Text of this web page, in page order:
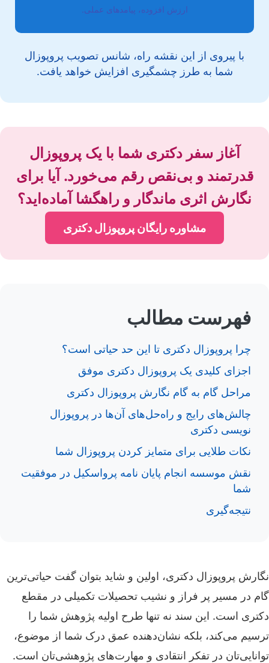
ارزش افزوده، پیامدهای عملی.
با پیروی از این نقشه راه، شانس تصویب پروپوزال
شما به طرز چشمگیری افزایش خواهد یافت.
آغاز سفر دکتری شما با یک پروپوزال
قدرتمند و بی‌نقص رقم می‌خورد. آیا برای
نگارش اثری ماندگار و راهگشا آماده‌اید؟
مشاوره رایگان پروپوزال دکتری
فهرست مطالب
چرا پروپوزال دکتری تا این حد حیاتی است؟
اجزای کلیدی یک پروپوزال دکتری موفق
مراحل گام به گام نگارش پروپوزال دکتری
چالش‌های رایج و راه‌حل‌های آن‌ها در پروپوزال
نویسی دکتری
نکات طلایی برای متمایز کردن پروپوزال شما
نقش موسسه انجام پایان نامه پرواسکیل در موفقیت
شما
نتیجه‌گیری
نگارش پروپوزال دکتری، اولین و شاید بتوان گفت حیاتی‌ترین
گام در مسیر پر فراز و نشیب تحصیلات تکمیلی در مقطع
دکتری است. این سند نه تنها طرح اولیه پژوهش شما را
ترسیم می‌کند، بلکه نشان‌دهنده عمق درک شما از موضوع،
توانایی‌تان در تفکر انتقادی و مهارت‌های پژوهشی‌تان است.